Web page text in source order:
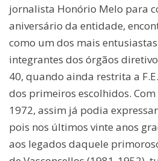
jornalista Honório Melo para
aniversário da entidade,
como um dos mais
integrantes dos órgãos
40, quando ainda restrita a
dos primeiros escolhidos.
1972, assim já podia
pois nos últimos vinte anos
aos legados daquele